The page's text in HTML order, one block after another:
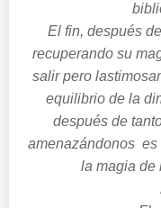
El fin, después
recuperando su
salir pero
equilibrio de la
después de
amenazándonos es
la magia de